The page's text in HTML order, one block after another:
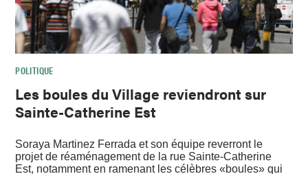
POLITIQUE
Les boules du Village reviendront sur
Sainte-Catherine Est
Soraya Martinez Ferrada et son équipe reverront le
projet de réaménagement de la rue Sainte-Catherine
Est, notamment en ramenant les célèbres «boules» qui